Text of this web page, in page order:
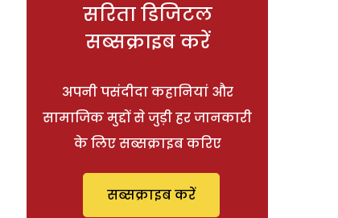
सरिता डिजिटल
सब्सक्राइब करें
अपनी पसंदीदा कहानियां और
सामाजिक मुद्दों से जुड़ी हर जानकारी
के लिए सब्सक्राइब करिए
सब्सक्राइब करें